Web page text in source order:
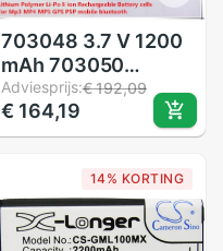
703048 3.7 V 1200
mAh 703050
Lithium Polymeer
Li-Po li ion
Oplaadbare Batterij
MP4 MP5 GPS
mobiele bluetooth
Adviesprijs:€ 192,09
€ 164,19
14% KORTING